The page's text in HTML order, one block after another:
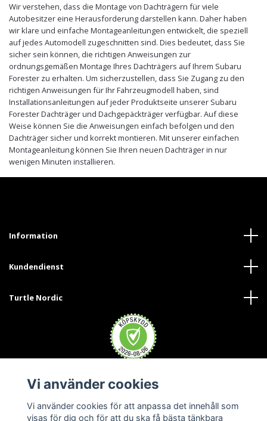
Wir verstehen, dass die Montage von Dachträgern für viele
Autobesitzer eine Herausforderung darstellen kann. Daher haben
wir klare und einfache Montageanleitungen entwickelt, die speziell
auf jedes Automodell zugeschnitten sind. Dies bedeutet, dass Sie
sicher sein können, die richtigen Anweisungen zur
ordnungsgemäßen Montage Ihres Dachträgers auf Ihrem Subaru
Forester zu erhalten. Um sicherzustellen, dass Sie Zugang zu den
richtigen Anweisungen für Ihr Fahrzeugmodell haben, sind
Installationsanleitungen auf jeder Produktseite unserer Subaru
Forester Dachträger und Dachgepäckträger verfügbar. Auf diese
Weise können Sie die Anweisungen einfach befolgen und den
Dachträger sicher und korrekt montieren. Mit unserer einfachen
Montageanleitung können Sie Ihren neuen Dachträger in nur
wenigen Minuten installieren.
Information
Kundendienst
Turtle Nordic
Vi använder cookies
Vi använder cookies för att anpassa det innehåll som
visas för dig och för att du ska få bästa tänkbara